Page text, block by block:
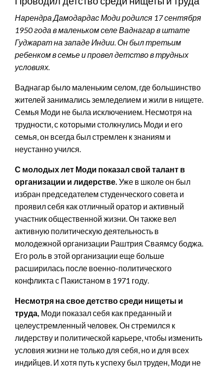
Нарендра Дамодардас Моди родился 17 сентября
1950 года в маленьком селе Ваднагар в штате
Гуджарат на западе Индии. Он был третьим
ребенком в семье и провел детство в трудных
условиях.
Ваднагар было маленьким селом, где большинство
жителей занимались земледелием и жили в нищете.
Семья Моди не была исключением. Несмотря на
трудности, с которыми столкнулись Моди и его
семья, он всегда был стремлен к знаниям и
неустанно учился.
С молодых лет Моди показал свой талант в
организации и лидерстве. Уже в школе он был
избран председателем студенческого совета и
проявил себя как отличный оратор и активный
участник общественной жизни. Он также вел
активную политическую деятельность в
молодежной организации Раштрия Сваямсу боджа.
Его роль в этой организации еще больше
расширилась после военно-политического
конфликта с Пакистаном в 1971 году.
Несмотря на свое детство среди нищеты и
труда, Моди показал себя как преданный и
целеустремленный человек. Он стремился к
лидерству и политической карьере, чтобы изменить
условия жизни не только для себя, но и для всех
индийцев. И хотя путь к успеху был труден, Моди не